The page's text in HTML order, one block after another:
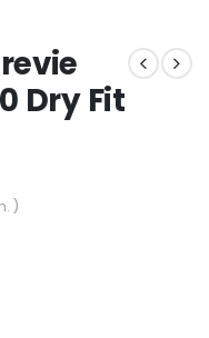
Dry Fit
)